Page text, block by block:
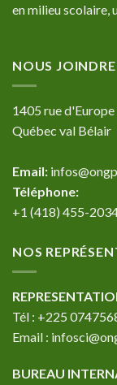
en milieu scolaire,
NOUS JOINDRE
1405 rue d'Europe
Québec val Bélair
Email:
Téléphone:
+1 (418) 455-
NOS
Tél : +225
Email :
BUREAU